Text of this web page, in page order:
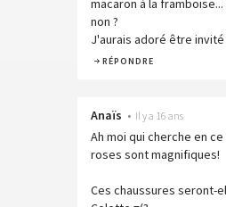
macaron à la
non ?
J'aurais adoré être
RÉPONDRE
Anaïs • Il y a 16 ans
Ah moi qui cherche en
roses sont magnifiques!
Ces chaussures seront-